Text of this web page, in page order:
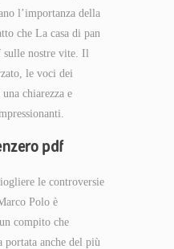
l’importanza della
che La casa di pan
sulle nostre vite. Il
le voci dei
chiarezza e
pdf
le controversie
Polo è
compito che
portata anche del più